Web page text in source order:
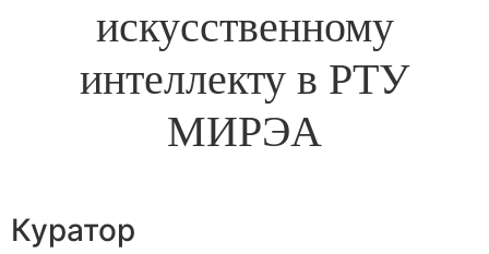
искусственному
интеллекту в РТУ
МИРЭА
Куратор